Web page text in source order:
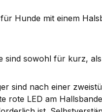
Hunde mit einem
sind sowohl für kurz,
sind nach einer
rote LED am